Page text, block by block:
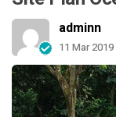
adminn
11 Mar